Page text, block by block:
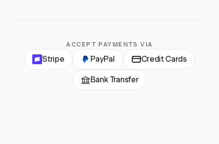
ACCEPT PAYMENTS VIA
Stripe PayPal Credit Cards
Bank Transfer